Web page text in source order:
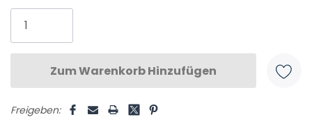
Lagerbestand:
Freigeben: